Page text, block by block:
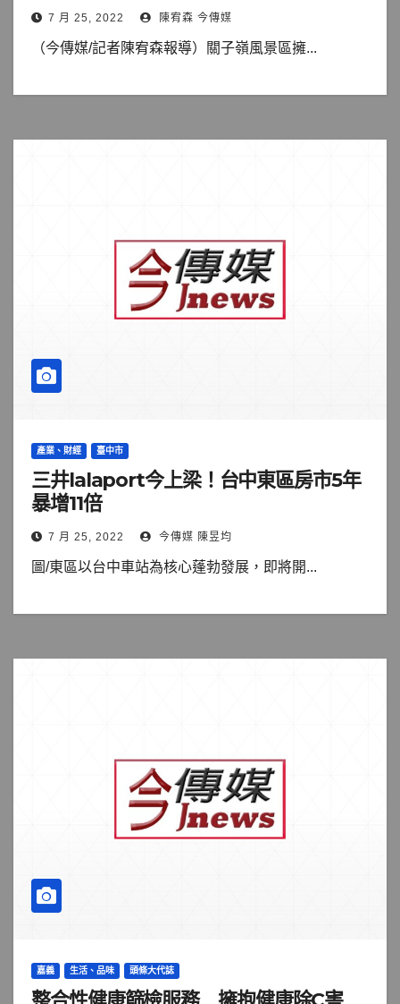
7 月 25, 2022 陳宥森 今傳媒
（今傳媒/記者陳宥森報導）關子嶺風景區擁...
產業、財經 臺中市
三井lalaport今上梁！台中東區房市5年
暴增11倍
7 月 25, 2022 今傳媒 陳昱均
圖/東區以台中車站為核心蓬勃發展，即將開...
嘉義 生活、品味 頭條大代誌